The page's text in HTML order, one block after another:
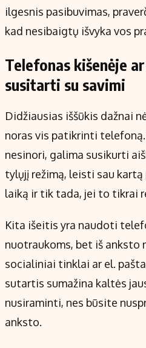
ilgesnis pasibuvimas,
kad nesibaigtų išvyka vos
Telefonas kišenėje
susitarti su savimi
Didžiausias iššūkis dažnai
noras vis patikrinti
nesinori, galima susikurti
tylųjį režimą, leisti sau
laiką ir tik tada, jei to tikrai
Kita išeitis yra naudoti
nuotraukoms, bet iš anksto
socialiniai tinklai ar el.
sutartis sumažina kaltės
nusiraminti, nes būsite
anksto.